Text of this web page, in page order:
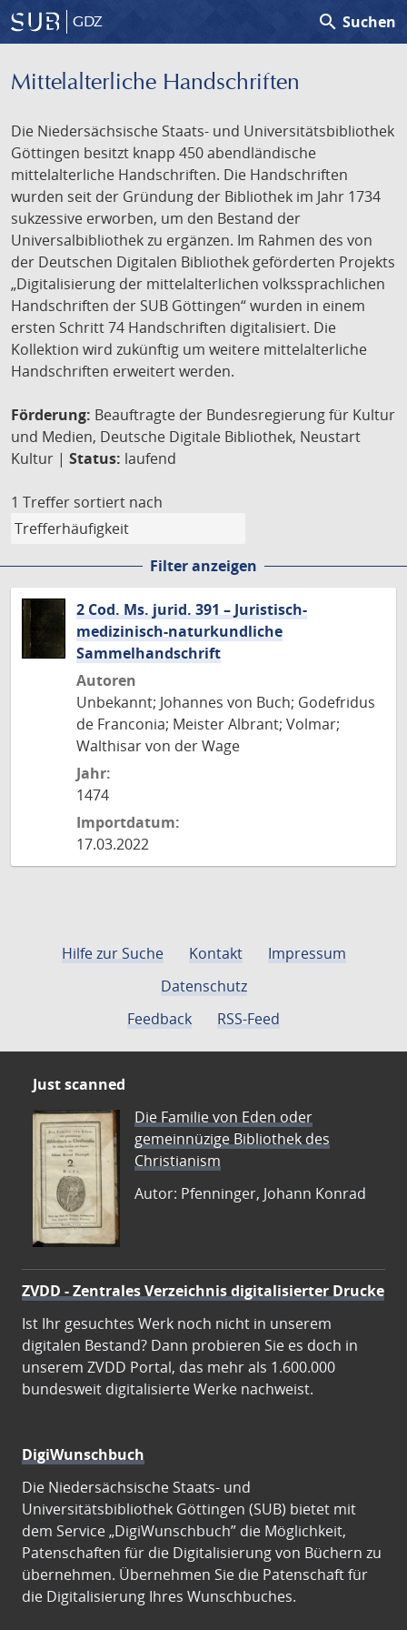
GDZ search Suchen
Mittelalterliche Handschriften
Die Niedersächsische Staats- und Universitätsbibliothek
Göttingen besitzt knapp 450 abendländische
mittelalterliche Handschriften. Die Handschriften
wurden seit der Gründung der Bibliothek im Jahr 1734
sukzessive erworben, um den Bestand der
Universalbibliothek zu ergänzen. Im Rahmen des von
der Deutschen Digitalen Bibliothek geförderten Projekts
„Digitalisierung der mittelalterlichen volkssprachlichen
Handschriften der SUB Göttingen“ wurden in einem
ersten Schritt 74 Handschriften digitalisiert. Die
Kollektion wird zukünftig um weitere mittelalterliche
Handschriften erweitert werden.
Förderung: Beauftragte der Bundesregierung für Kultur
und Medien, Deutsche Digitale Bibliothek, Neustart
Kultur | Status: laufend
1 Treffer sortiert nach
Filter anzeigen
2 Cod. Ms. jurid. 391 – Juristisch-
medizinisch-naturkundliche
Sammelhandschrift
Autoren
Unbekannt; Johannes von Buch; Godefridus
de Franconia; Meister Albrant; Volmar;
Walthisar von der Wage
Jahr:
1474
Importdatum:
17.03.2022
Hilfe zur Suche Kontakt
Impressum
Datenschutz
Feedback
RSS-Feed
Just scanned
Die Familie von Eden oder
gemeinnüzige Bibliothek des
Christianism
Autor: Pfenninger, Johann Konrad
ZVDD - Zentrales Verzeichnis digitalisierter Drucke
Ist Ihr gesuchtes Werk noch nicht in unserem
digitalen Bestand? Dann probieren Sie es doch in
unserem ZVDD Portal, das mehr als 1.600.000
bundesweit digitalisierte Werke nachweist.
DigiWunschbuch
Die Niedersächsische Staats- und
Universitätsbibliothek Göttingen (SUB) bietet mit
dem Service „DigiWunschbuch” die Möglichkeit,
Patenschaften für die Digitalisierung von Büchern zu
übernehmen. Übernehmen Sie die Patenschaft für
die Digitalisierung Ihres Wunschbuches.